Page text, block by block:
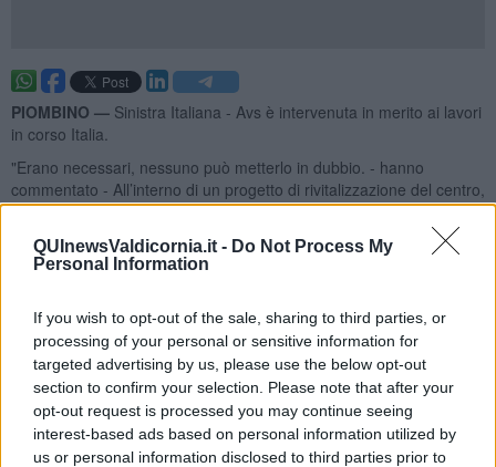
QUInewsValdicornia.it - Do Not Process My
Personal Information
If you wish to opt-out of the sale, sharing to third parties, or
processing of your personal or sensitive information for
targeted advertising by us, please use the below opt-out
section to confirm your selection. Please note that after your
opt-out request is processed you may continue seeing
interest-based ads based on personal information utilized by
us or personal information disclosed to third parties prior to
PIOMBINO — Sinistra Italiana - Avs è intervenuta in merito ai lavori
in corso Italia.
"Erano necessari, nessuno può metterlo in dubbio. - hanno
commentato - All’interno di un progetto di rivitalizzazione del centro,
che manca, Corso Italia doveva essere il biglietto da visita della
"L’amministrazione Ferrari ha scelto di realizzare
un intervento
basato su un progetto vecchio di vent’anni
. Non è solo una
questione di stile: un progetto moderno di spazio pubblico avrebbe
dovuto fare i conti con la attuale realtà climatica di una città
mediterranea come Piombino; caldo torrido d’estate, superfici che
accumulano calore, assenza di ombra. Si potevano immaginare